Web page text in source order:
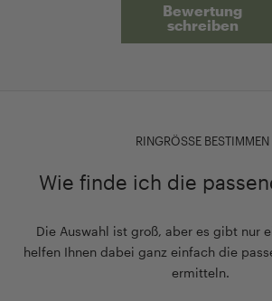
Bewertung
schreiben
RINGRÖSSE BESTIMMEN
Wie finde ich die
Die Auswahl ist groß, aber es gibt nur
helfen Ihnen dabei ganz einfach die
ermitteln.